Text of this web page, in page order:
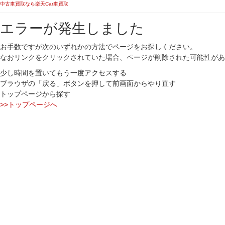
中古車買取なら楽天Car車買取
エラーが発生しました
お手数ですが次のいずれかの方法でページをお探しください。
なおリンクをクリックされていた場合、ページが削除された可能性が
少し時間を置いてもう一度アクセスする
ブラウザの「戻る」ボタンを押して前画面からやり直す
トップページから探す
>>トップページへ